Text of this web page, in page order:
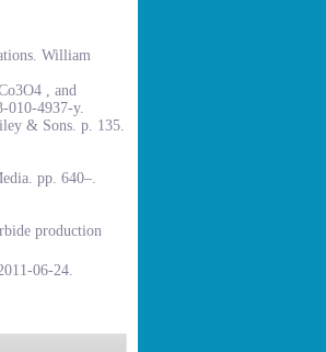
William
, and
010-4937-y.
& Sons. p. 135.
pp. 640–.
production
06-24.